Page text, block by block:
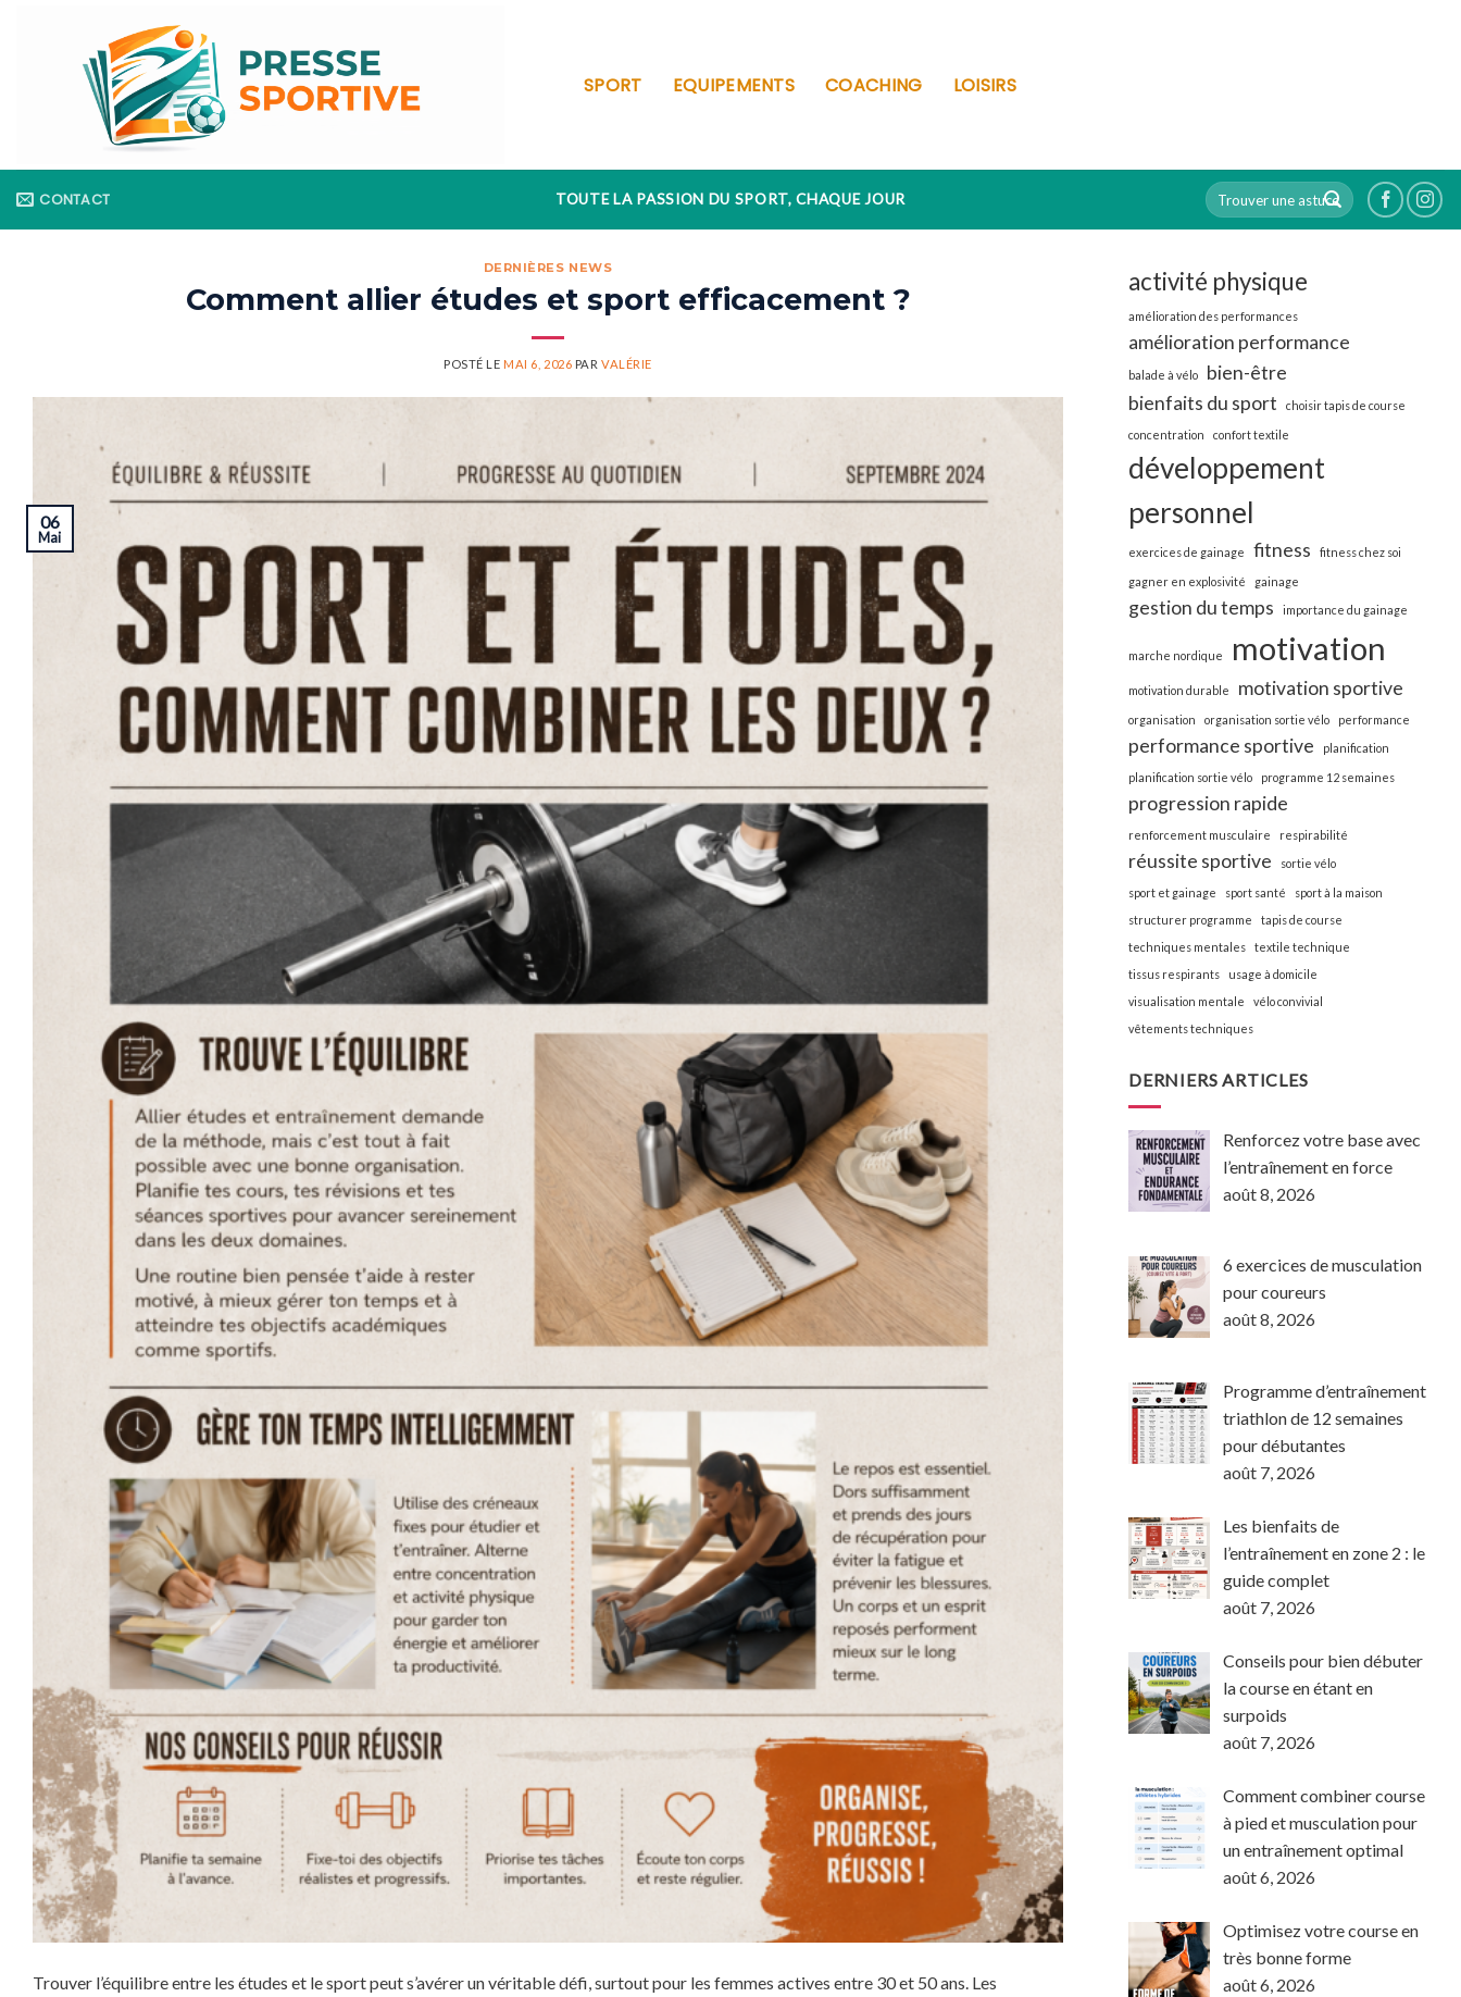
SPORT EQUIPEMENTS COACHING LOISIRS
CONTACT TOUTE LA PASSION DU SPORT, CHAQUE JOUR
DERNIÈRES NEWS
Comment allier études et sport efficacement ?
POSTÉ LEMAI 6, 2026 PARVALÉRIE
06
Mai
Trouver l’équilibre entre les études et le sport peut s’avérer un véritable défi, surtout pour les femmes actives entre 30 et 50 ans. Les
activité physique
amélioration des performances
amélioration performance
balade à vélo
bien-être
bienfaits du sport
choisir tapis de course
concentration confort textile
développement
personnel
exercices de gainage fitness fitness chez soi
gagner en explosivité gainage
gestion du temps importance du gainage
marche nordique motivation
motivation durable motivation sportive
organisation organisation sortie vélo performance
performance sportive planification
planification sortie vélo programme 12 semaines
progression rapide
renforcement musculaire respirabilité
réussite sportive sortie vélo
sport et gainage sport santé
sport à la maison
structurer programme
tapis de course
techniques mentales
textile technique
tissus respirants
usage à domicile
visualisation mentale
vélo convivial
vêtements techniques
DERNIERS ARTICLES
Renforcez votre base avec
l’entraînement en force
août 8, 2026
6 exercices de musculation
pour coureurs
août 8, 2026
Programme d’entraînement
triathlon de 12 semaines
pour débutantes
août 7, 2026
Les bienfaits de
l’entraînement en zone 2 : le
guide complet
août 7, 2026
Conseils pour bien débuter
la course en étant en
surpoids
août 7, 2026
Comment combiner course
à pied et musculation pour
un entraînement optimal
août 6, 2026
Optimisez votre course en
très bonne forme
août 6, 2026